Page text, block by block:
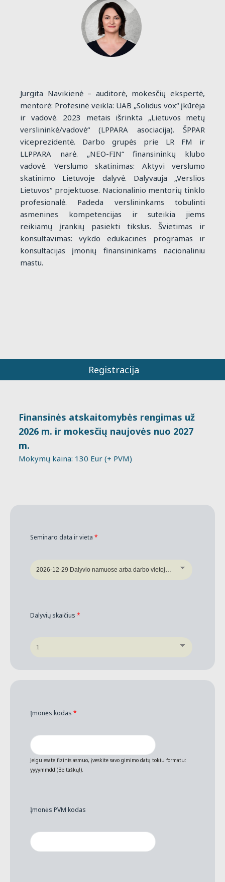
Jurgita Navikienė – auditorė, mokesčių ekspertė,
mentorė: Profesinė veikla: UAB „Solidus vox“ įkūrėja
ir vadovė. 2023 metais išrinkta „Lietuvos metų
verslininkė/vadovė“ (LPPARA asociacija). ŠPPAR
viceprezidentė. Darbo grupės prie LR FM ir
LLPPARA narė. „NEO-FIN“ finansininkų klubo
vadovė. Verslumo skatinimas: Aktyvi verslumo
skatinimo Lietuvoje dalyvė. Dalyvauja „Verslios
Lietuvos“ projektuose. Nacionalinio mentorių tinklo
profesionalė. Padeda verslininkams tobulinti
asmenines kompetencijas ir suteikia jiems
reikiamų įrankių pasiekti tikslus. Švietimas ir
konsultavimas: vykdo edukacines programas ir
konsultacijas įmonių finansininkams nacionaliniu
mastu.
Registracija
Finansinės atskaitomybės rengimas už
2026 m. ir mokesčių naujovės nuo 2027
m.
Mokymų kaina: 130 Eur (+ PVM)
Seminaro data ir vieta *
Dalyvių skaičius *
Įmonės kodas *
Jeigu esate fizinis asmuo, įveskite savo gimimo datą tokiu formatu:
yyyymmdd (Be taškų!).
Įmonės PVM kodas